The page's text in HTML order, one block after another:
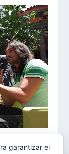
con arte,
garantizar el